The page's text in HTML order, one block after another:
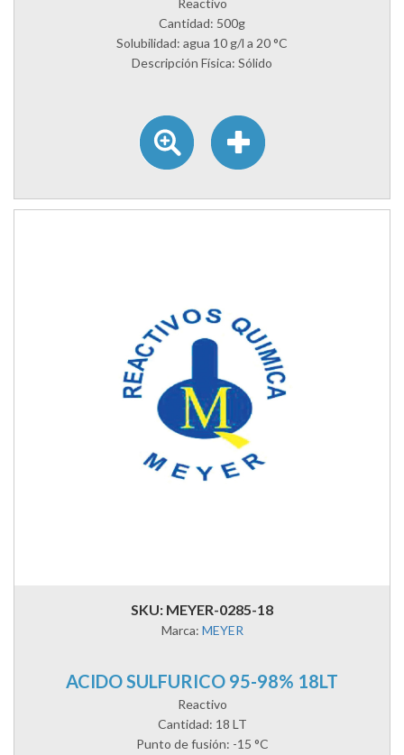
Cantidad: 500g
Solubilidad: agua 10 g/l a 20 °C
Descripción Física: Sólido
SKU: MEYER-0285-18
Marca: MEYER
ACIDO SULFURICO 95-98% 18LT
Reactivo
Cantidad: 18 LT
Punto de fusión: -15 °C